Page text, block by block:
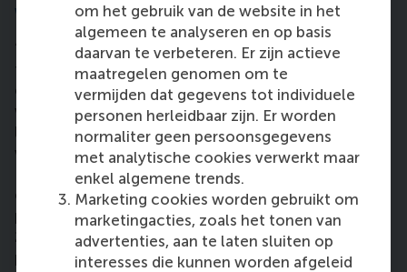
om het gebruik van de website in het
algemeen te analyseren en op basis
daarvan te verbeteren. Er zijn actieve
maatregelen genomen om te
vermijden dat gegevens tot individuele
personen herleidbaar zijn. Er worden
normaliter geen persoonsgegevens
met analytische cookies verwerkt maar
enkel algemene trends.
Marketing cookies worden gebruikt om
marketingacties, zoals het tonen van
advertenties, aan te laten sluiten op
interesses die kunnen worden afgeleid
what you’re doing?
“I’m now working on the exposure of this project so
that it can get more support and serve as an
example to others. Anyone can get involved in
whichever way they would like, for example by
liking our project on social media, spreading the
word, or joining the initiatives in the Netherlands.
It’s a great opportunity to help out and see that
every bit that gets donated goes straight into the
project in Télimélé. I will be going in the autumn of
2020 for my second trip to further improve the
processes and support the school.”